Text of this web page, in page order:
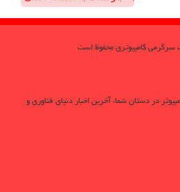
در دستان شما، آخرین اخبار دنیای فناوری و